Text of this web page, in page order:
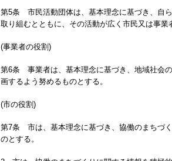
第5条 市民活動団体は、基本理念に基づき、自
取り組むとともに、その活動が広く市民又は事業
(事業者の役割)
第6条 事業者は、基本理念に基づき、地域社会
画するよう努めるものとする。
(市の役割)
第7条 市は、基本理念に基づき、協働のまちづ
のとする。